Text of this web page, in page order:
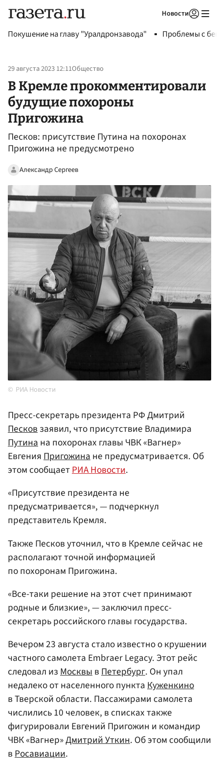
Новости
Покушение на главу "Уралдронзавода" Проблемы с
29 августа 2023 12:11Общество
В Кремле прокомментировали
будущие похороны
Пригожина
Песков: присутствие Путина на похоронах
Пригожина не предусмотрено
Александр Сергеев
РИА Новости
Пресс-секретарь президента РФ Дмитрий
Песковзаявил, что присутствие Владимира
Путинана похоронах главы ЧВК «Вагнер»
ЕвгенияПригожинане предусматривается. Об
этом сообщаетРИА Новости.
«Присутствие президента не
предусматривается», — подчеркнул
представитель Кремля.
Также Песков уточнил, что в Кремле сейчас не
располагают точной информацией
по похоронам Пригожина.
«Все-таки решение на этот счет принимают
родные и близкие», — заключил пресс-
секретарь российского главы государства.
Вечером 23 августа стало известно о крушении
частного самолета Embraer Legacy. Этот рейс
следовал изМосквывПетербург. Он упал
недалеко от населенного пунктаКуженкино
в Тверской области. Пассажирами самолета
числились 10 человек, в списках также
фигурировали Евгений Пригожин и командир
ЧВК «Вагнер»Дмитрий Уткин. Об этом сообщили
вРосавиации.